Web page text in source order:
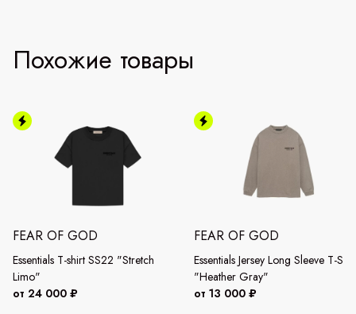
Похожие товары
FEAR OF GOD
Essentials T-shirt SS22 "Stretch
Limo"
от 24 000 ₽
FEAR OF GOD
Essentials Jersey Long Sleeve T-
"Heather Gray"
от 13 000 ₽